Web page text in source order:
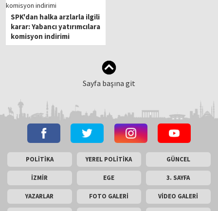
SPK'dan halka arzlarla ilgili
karar: Yabancı yatırımcılara
komisyon indirimi
Sayfa başına git
POLİTİKA YEREL POLİTİKA GÜNCEL
İZMİR EGE 3. SAYFA
YAZARLAR FOTO GALERİ VİDEO GALERİ